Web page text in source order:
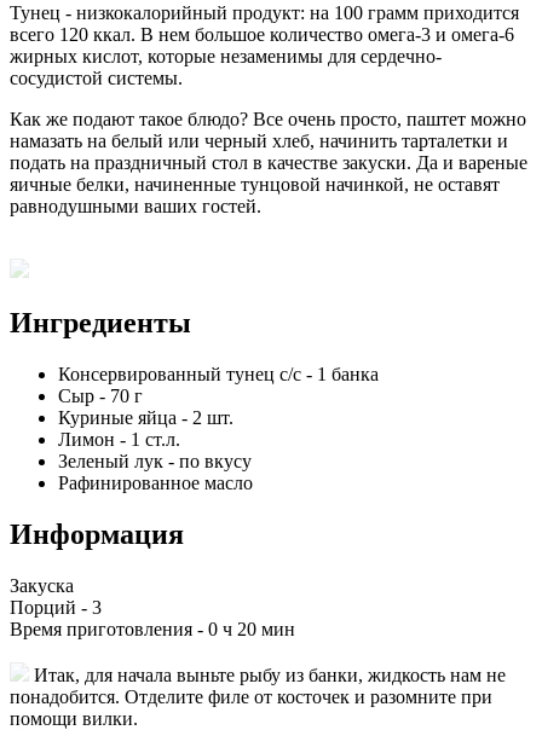
Тунец - низкокалорийный продукт: на 100 грамм приходится
всего 120 ккал. В нем большое количество омега-3 и омега-6
жирных кислот, которые незаменимы для сердечно-
сосудистой системы.
Как же подают такое блюдо? Все очень просто, паштет можно
намазать на белый или черный хлеб, начинить тарталетки и
подать на праздничный стол в качестве закуски. Да и вареные
яичные белки, начиненные тунцовой начинкой, не оставят
равнодушными ваших гостей.
Ингредиенты
Консервированный тунец с/с - 1 банка
Сыр - 70 г
Куриные яйца - 2 шт.
Лимон - 1 ст.л.
Зеленый лук - по вкусу
Рафинированное масло
Информация
Закуска
Порций - 3
Время приготовления - 0 ч 20 мин
Итак, для начала выньте рыбу из банки, жидкость нам не
понадобится. Отделите филе от косточек и разомните при
помощи вилки.